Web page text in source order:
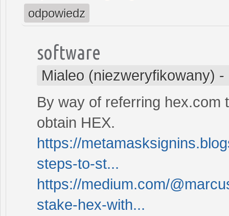
odpowiedz
software
Mialeo (niezweryfikowany) -
By way of referring hex.com
obtain HEX.
https://
steps-to-st...
https://medium.com/
stake-hex-with...